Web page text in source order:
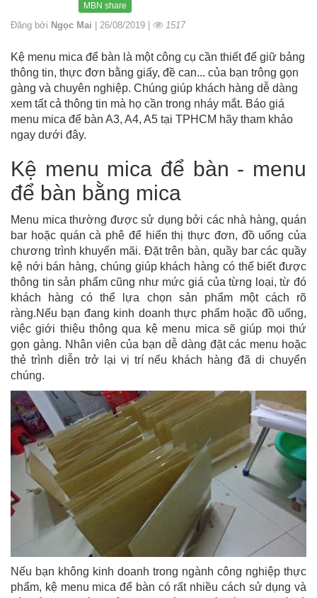
MBN share
Đăng bởi Ngọc Mai | 26/08/2019 | 1517
Kệ menu mica để bàn là một công cụ cần thiết để giữ bảng
thông tin, thực đơn bằng giấy, đề can... của bạn trông gọn
gàng và chuyên nghiệp. Chúng giúp khách hàng dễ dàng
xem tất cả thông tin mà họ cần trong nháy mắt. Báo giá
menu mica để bàn A3, A4, A5 tại TPHCM hãy tham khảo
ngay dưới đây.
Kệ menu mica để bàn - menu
để bàn bằng mica
Menu mica thường được sử dụng bởi các nhà hàng, quán
bar hoặc quán cà phê để hiển thị thực đơn, đồ uống của
chương trình khuyến mãi. Đặt trên bàn, quầy bar các quầy
kệ nới bán hàng, chúng giúp khách hàng có thể biết được
thông tin sản phẩm cũng như mức giá của từng loại, từ đó
khách hàng có thể lựa chọn sản phẩm một cách rõ
ràng.Nếu bạn đang kinh doanh thực phẩm hoặc đồ uống,
việc giới thiệu thông qua kệ menu mica sẽ giúp mọi thứ
gọn gàng. Nhân viên của bạn dễ dàng đặt các menu hoặc
thẻ trình diễn trở lại vị trí nếu khách hàng đã di chuyển
chúng.
Nếu bạn không kinh doanh trong ngành công nghiệp thực
phẩm, kệ menu mica để bàn có rất nhiều cách sử dụng và